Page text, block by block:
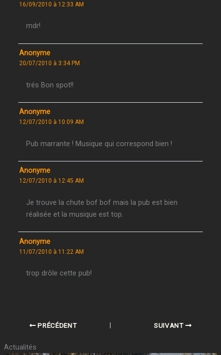
16/09/2010 à 12:33 AM
mdr!
Anonyme
20/07/2010 à 3:34 PM
trés Bon spot!!
Anonyme
12/07/2010 à 10:09 AM
Pub marrante ! Musique qui correspond bien !
Anonyme
12/07/2010 à 12:45 AM
Je trouve la chute bof bof mais la pub est bien
réalisée et la musique est top.
Anonyme
11/07/2010 à 11:22 AM
trop drôle cette pub!
PRÉCÉDENT SUIVANT
Actualités